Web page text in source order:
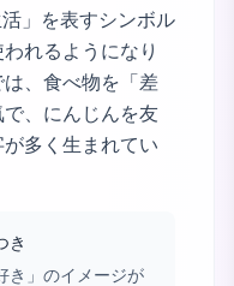
」を表すシンボル
れるようになり
、食べ物を「差
、にんじんを友
多く生まれてい
き
き」のイメージが